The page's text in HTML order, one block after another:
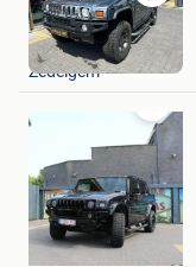
Bewaren
in
Mijn
Favorieten
ABZ PITSTOP
Zedelgem
Bewaren
in
Mijn
Favorieten
ABZ PITSTOP
Zedelgem